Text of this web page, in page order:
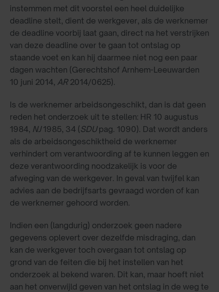
instemmen met dit voorstel een heel duidelijke
deadline stelt, dient de werkgever, als de werknemer
de deadline voorbij laat gaan, direct na het verstrijken
van deze deadline over te gaan tot ontslag op
staande voet en kan hij daarmee niet nog een paar
dagen wachten (Gerechtshof Arnhem-Leeuwarden
10 juni 2014, AR2014/0625).
Is de werknemer arbeidsongeschikt, dan is dat geen
reden het onderzoek uit te stellen: HR 10 augustus
1984, NJ1985, 34 (SDUpag. 1090). Dat wordt anders
als de arbeidsongeschiktheid de werknemer
verhindert om verantwoording af te kunnen leggen en
deze verantwoording noodzakelijk is voor de
afweging van de werkgever. In geval van twijfel kan
advies aan de bedrijfsarts gevraagd worden of kan
de werknemer gehoord worden.
Indien een (langdurig) onderzoek geen nadere
gegevens oplevert over dezelfde misdraging, dan
kan de werkgever toch overgaan tot ontslag op
grond van de feiten die bij het instellen van het
onderzoek al bekend waren. Dit kan, maar hoeft niet
aan het onverwijld geven van het ontslag in de weg te